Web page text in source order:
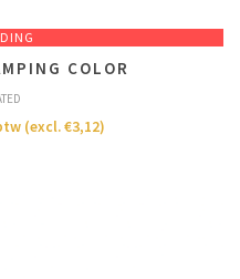
COLOR
(excl.€3,12)